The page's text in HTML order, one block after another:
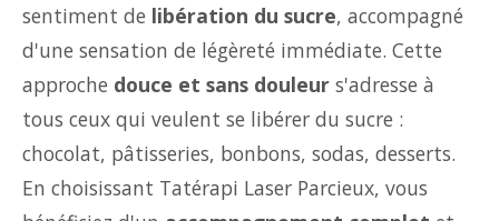
sentiment de libération du sucre, accompagné
d'une sensation de légèreté immédiate. Cette
approche douce et sans douleur s'adresse à
tous ceux qui veulent se libérer du sucre :
chocolat, pâtisseries, bonbons, sodas, desserts.
En choisissant Tatérapi Laser Parcieux, vous